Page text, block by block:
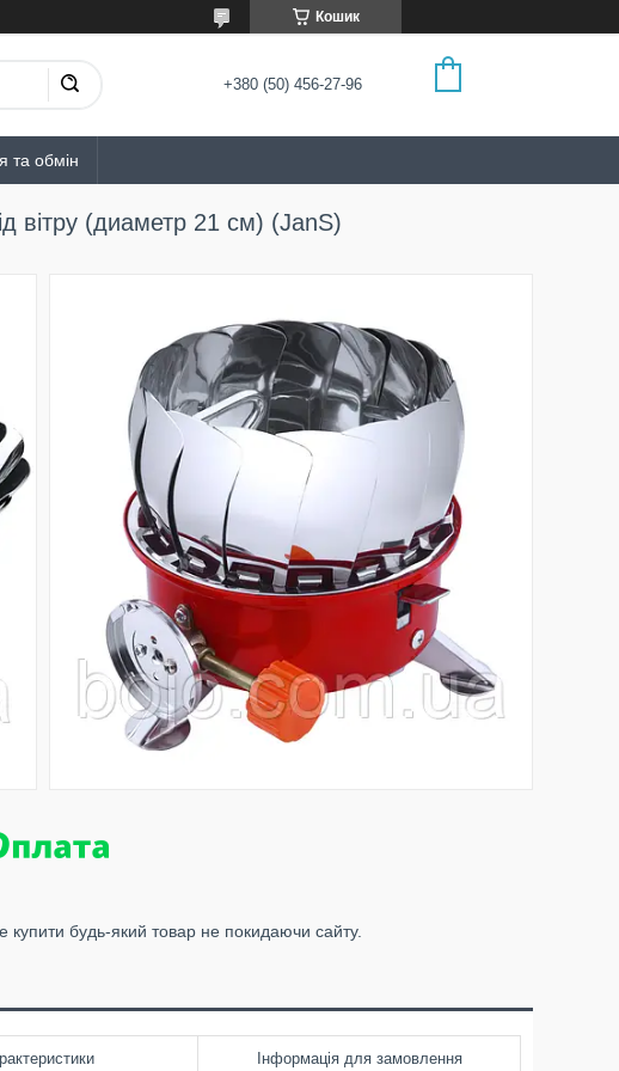
Кошик
+380 (50) 456-27-96
та обмін
вітру (диаметр 21 см) (JanS)
купити будь-який товар не покидаючи сайту.
Інформація для замовлення